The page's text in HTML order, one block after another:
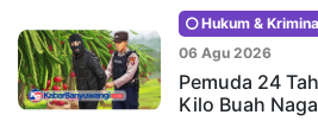
Hukum &
06 Agu 2026
Pemuda 24
Kilo Buah